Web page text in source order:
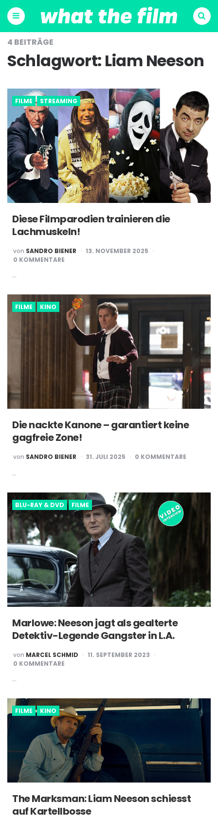
Menu
Suchen
4 BEITRÄGE
Schlagwort: Liam Neeson
FILME STREAMING
Diese Filmparodien trainieren die
Lachmuskeln!
POSTED
BY
von SANDRO BIENER
13. NOVEMBER 2025
0 KOMMENTARE
…
FILME KINO
Die nackte Kanone – garantiert keine
gagfreie Zone!
POSTED
BY
von SANDRO BIENER 31. JULI 2025 0 KOMMENTARE
…
BLU-RAY & DVD FILME
Marlowe: Neeson jagt als gealterte
Detektiv-Legende Gangster in L.A.
POSTED
BY
von MARCEL SCHMID
11. SEPTEMBER 2023
0 KOMMENTARE
…
FILME KINO
The Marksman: Liam Neeson schiesst
auf Kartellbosse